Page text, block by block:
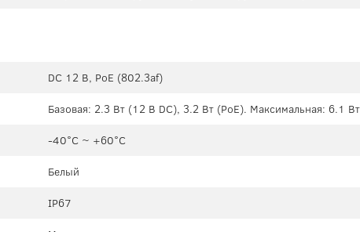
DC 12 В, PoE (802.3af)
Базовая: 2.3 Вт (12 В DC), 3.2 Вт (PoE). Максимальная: 6.1
-40°C ~ +60°C
Белый
IP67